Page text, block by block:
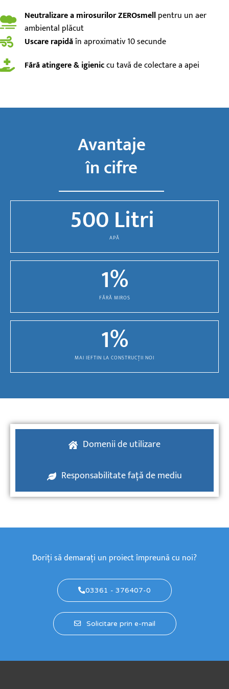
Neutralizare a mirosurilor ZEROsmellpentru un aer
ambiental plăcut
Uscare rapidăîn aproximativ 10 secunde
Fără atingere & igieniccu tavă de colectare a apei
Avantaje
în cifre
APĂ
500 Litri
FĂRĂ MIROS
1%
MAI IEFTIN LA CONSTRUCȚII NOI
1%
Domenii de utilizare
Responsabilitate față de mediu
Doriți să demarați un proiect împreună cu noi?
03361 - 376407-0
Solicitare prin e-mail